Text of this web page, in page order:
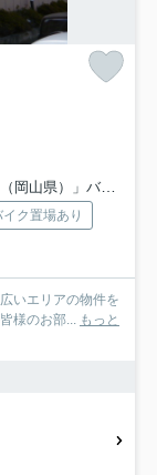
」バス停下車 徒歩4分
イク置場あり
いエリアの物件を
様のお部... もっと